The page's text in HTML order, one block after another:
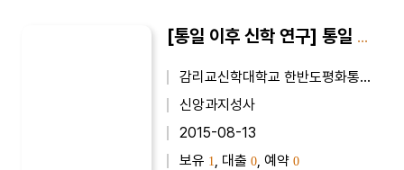
[통일 이후 신학 연구] 통일 이후 신학 연구 4
감리교신학대학교 한반도평화통일신학연구소
신앙과지성사
2015-08-13
보유 1 , 대출 0 , 예약 0